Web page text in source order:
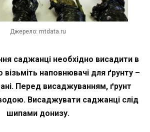
Джерело: mtdata.ru
саджанці необхідно висадити в
наповнювачі для ґрунту –
Перед висаджуванням, ґрунт
Висаджувати саджанці слід
шипами донизу.